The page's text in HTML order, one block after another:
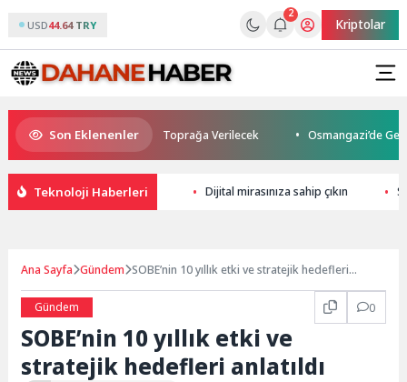
USD44.64 TRY
2
Kriptolar
Son Eklenenler
Kuzey Makedonya’da Toprağa Verilecek Osmangazi’de
Teknoloji Haberleri Dijital mirasınıza sahip çıkın
Ana Sayfa Gündem SOBE’nin 10 yıllık etki ve stratejik hedefleri
Gündem
0
SOBE’nin 10 yıllık etki ve
stratejik hedefleri anlatıldı